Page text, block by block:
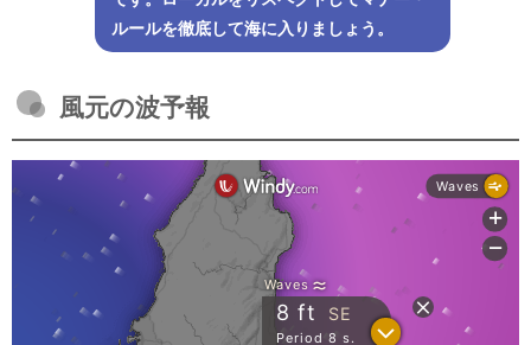
ルールを徹底して海に入りましょう。
風元の波予報